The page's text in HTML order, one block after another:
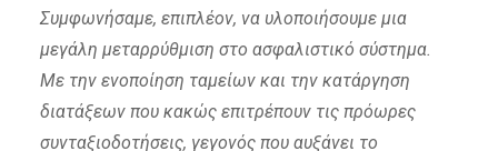
Συμφωνήσαμε, επιπλέον, να υλοποιήσουμε μια
μεγάλη μεταρρύθμιση στο ασφαλιστικό σύστημα.
Με την ενοποίηση ταμείων και την κατάργηση
διατάξεων που κακώς επιτρέπουν τις πρόωρες
συνταξιοδοτήσεις, γεγονός που αυξάνει το